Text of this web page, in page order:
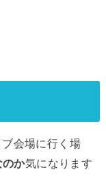
会場に行く場
のか気になります